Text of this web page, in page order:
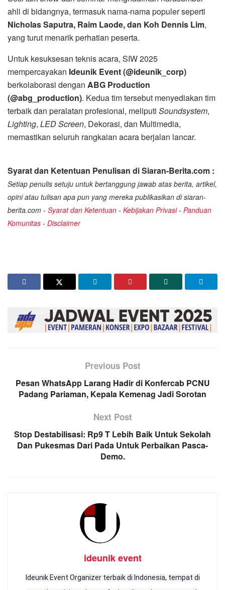
ahli di bidangnya, termasuk nama-nama populer seperti
Nicholas Saputra, Raim Laode, dan Koh Dennis Lim,
yang turut menarik perhatian peserta.
Untuk kesuksesan teknis acara, SIW 2025
mempercayakan Ideunik Event (@ideunik_corp)
berkolaborasi dengan ABG Production
(@abg_production). Kedua tim tersebut menyediakan tim
terbaik dan peralatan profesional, meliputi Soundsystem,
Lighting, LED Screen, Dekorasi, dan Multimedia,
memastikan seluruh rangkaian acara berjalan lancar.
Syarat dan Ketentuan Penulisan di Siaran-Berita.com :
Setiap penulis setuju untuk bertanggung jawab atas berita, artikel,
opini atau tulisan apa pun yang mereka publikasikan di siaran-
berita.com - Syarat dan Ketentuan - Kebijakan Privasi- Panduan
Komunitas - Disclaimer
Previous Post
Pesan WhatsApp Larang Hadir di Konfercab PCNU
Padang Pariaman, Kepala Kemenag Jadi Sorotan
Next Post
Stop Destabilisasi: Rp9 T Lebih Baik Untuk Sekolah
Dan Pukesmas Dari Pada Untuk Perbaikan Pasca-
Demo.
ideunik event
Ideunik Event Organizer terbaik di Indonesia, tempat di